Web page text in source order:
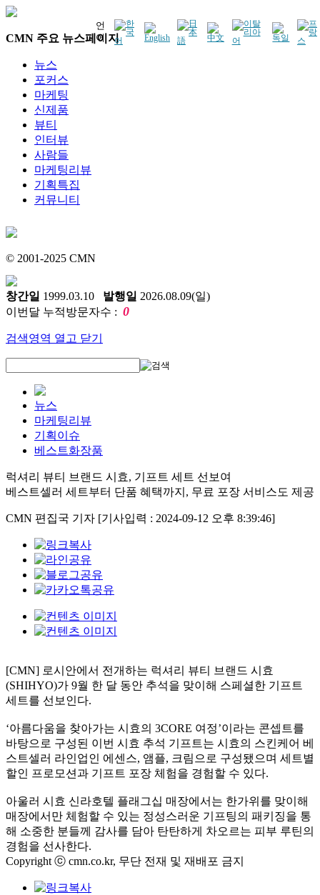
언
어
CMN 주요 뉴스페이지
뉴스
포커스
마케팅
신제품
뷰티
인터뷰
사람들
마케팅리뷰
기획특집
커뮤니티
© 2001-2025 CMN
창간일 1999.03.10 발행일 2026.08.09(일)
이번달 누적방문자수 : 0
검색영역 열고 닫기
뉴스
마케팅리뷰
기획이슈
베스트화장품
럭셔리 뷰티 브랜드 시효, 기프트 세트 선보여
베스트셀러 세트부터 단품 혜택까지, 무료 포장 서비스도 제공
CMN 편집국 기자 [기사입력 : 2024-09-12 오후 8:39:46]
[CMN] 로시안에서 전개하는 럭셔리 뷰티 브랜드 시효
(SHIHYO)가 9월 한 달 동안 추석을 맞이해 스페셜한 기프트
세트를 선보인다.
‘아름다움을 찾아가는 시효의 3CORE 여정’이라는 콘셉트를
바탕으로 구성된 이번 시효 추석 기프트는 시효의 스킨케어 베
스트셀러 라인업인 에센스, 앰플, 크림으로 구성됐으며 세트별
할인 프로모션과 기프트 포장 체험을 경험할 수 있다.
아울러 시효 신라호텔 플래그십 매장에서는 한가위를 맞이해
매장에서만 체험할 수 있는 정성스러운 기프팅의 패키징을 통
해 소중한 분들께 감사를 담아 탄탄하게 차오르는 피부 루틴의
경험을 선사한다.
Copyright ⓒ cmn.co.kr, 무단 전재 및 재배포 금지